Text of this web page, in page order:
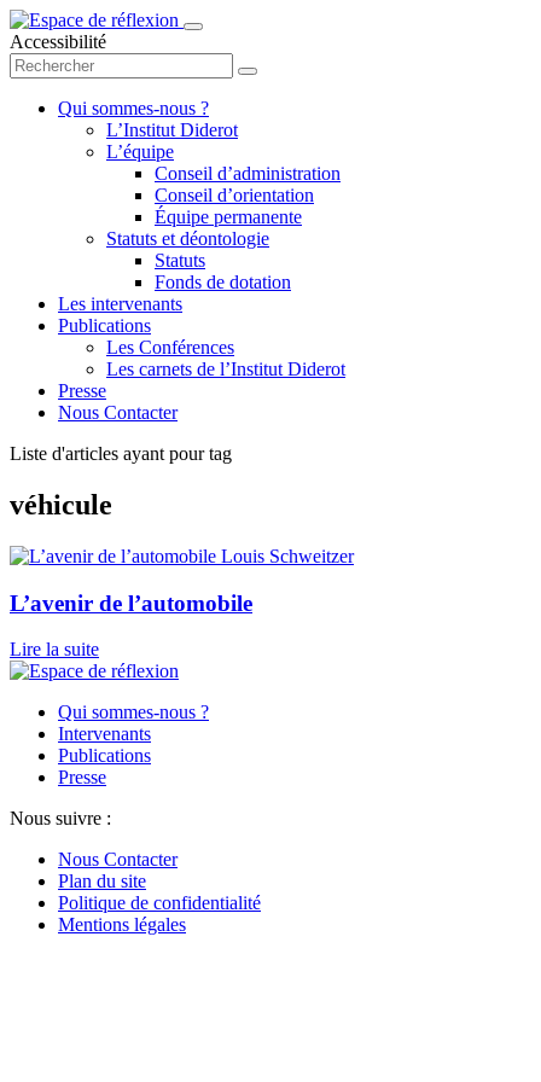
Accessibilité
Qui sommes-nous ?
L’Institut Diderot
L’équipe
Conseil d’administration
Conseil d’orientation
Équipe permanente
Statuts et déontologie
Statuts
Fonds de dotation
Les intervenants
Publications
Les Conférences
Les carnets de l’Institut Diderot
Presse
Nous Contacter
Liste d'articles ayant pour tag
véhicule
Louis Schweitzer
L’avenir de l’automobile
Lire la suite
Qui sommes-nous ?
Intervenants
Publications
Presse
Nous suivre :
Nous Contacter
Plan du site
Politique de confidentialité
Mentions légales